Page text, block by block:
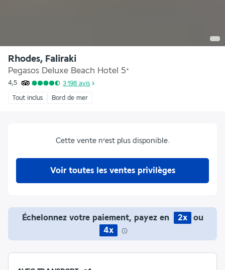
Rhodes, Faliraki
Pegasos Deluxe Beach Hotel 5*
4,5 3 198 avis
Tout inclus Bord de mer
Cette vente n’est plus disponible.
Voir toutes les ventes privilèges
Échelonnez votre paiement, payez en 2x
ou
4x